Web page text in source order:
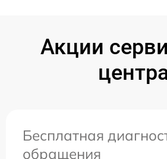
Акции
Бесплатная
обращения